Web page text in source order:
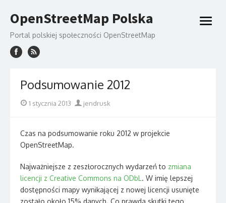
to
content
OpenStreetMap Polska
Portal polskiej społeczności OpenStreetMap
open
Podsumowanie 2012
Posted
1 stycznia 2013 Author
jendrusk
Czas na podsumowanie roku 2012 w projekcie
OpenStreetMap.
Najważniejsze z zeszłorocznych wydarzeń to zmiana
licencji z Creative Commons na ODbL . W imię lepszej
dostępności mapy wynikającej z nowej licencji usunięte
zostało około 15% danych. Co prawda skutki tego